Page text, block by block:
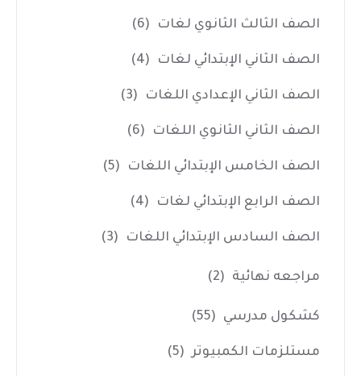
الصف الثالث الثانوي لغات (6)
الصف الثاني الإبتدائي لغات (4)
الصف الثاني الإعدادي اللغات (3)
الصف الثاني الثانوي اللغات (6)
الصف الخامس الإبتدائي اللغات (5)
الصف الرابع الإبتدائي لغات (4)
الصف السادس الإبتدائي اللغات (3)
مراجعه نهائية (2)
كشكول مدرسي (55)
مستلزمات الكمبيوتر (5)